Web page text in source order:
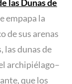
las Dunas de
empapa la
de sus arenas
las dunas de
archipiélago–
que los